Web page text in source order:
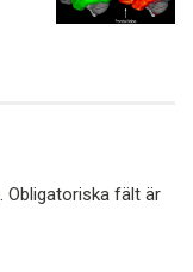
Obligatoriska fält är